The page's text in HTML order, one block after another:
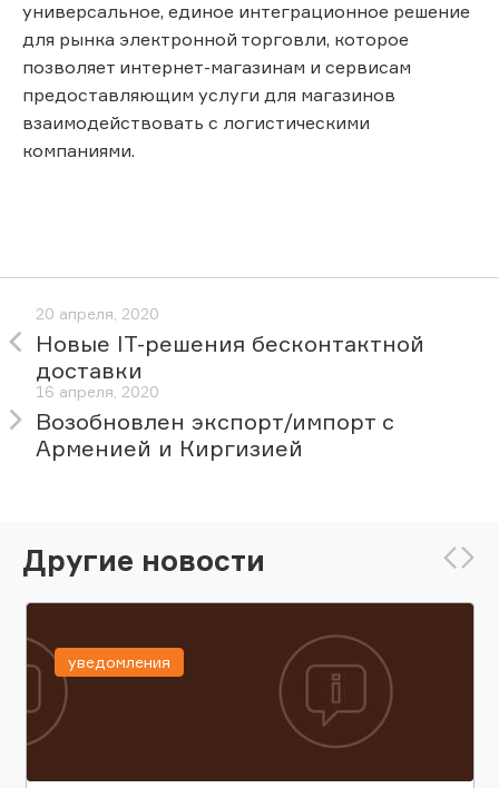
универсальное, единое интеграционное решение
для рынка электронной торговли, которое
позволяет интернет-магазинам и сервисам
предоставляющим услуги для магазинов
взаимодействовать с логистическими
компаниями.
20 апреля, 2020
Новые IT-решения бесконтактной
доставки
16 апреля, 2020
Возобновлен экспорт/импорт с
Арменией и Киргизией
Другие новости
уведомления